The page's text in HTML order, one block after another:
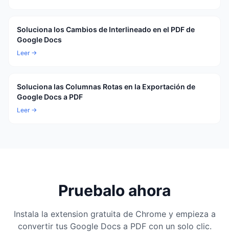
Soluciona los Cambios de Interlineado en el PDF de
Google Docs
Leer →
Soluciona las Columnas Rotas en la Exportación de
Google Docs a PDF
Leer →
Pruebalo ahora
Instala la extension gratuita de Chrome y empieza a
convertir tus Google Docs a PDF con un solo clic.